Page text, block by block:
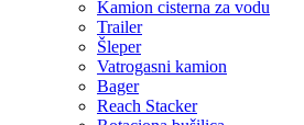
Kamion cisterna za vodu
Trailer
Šleper
Vatrogasni kamion
Bager
Reach Stacker